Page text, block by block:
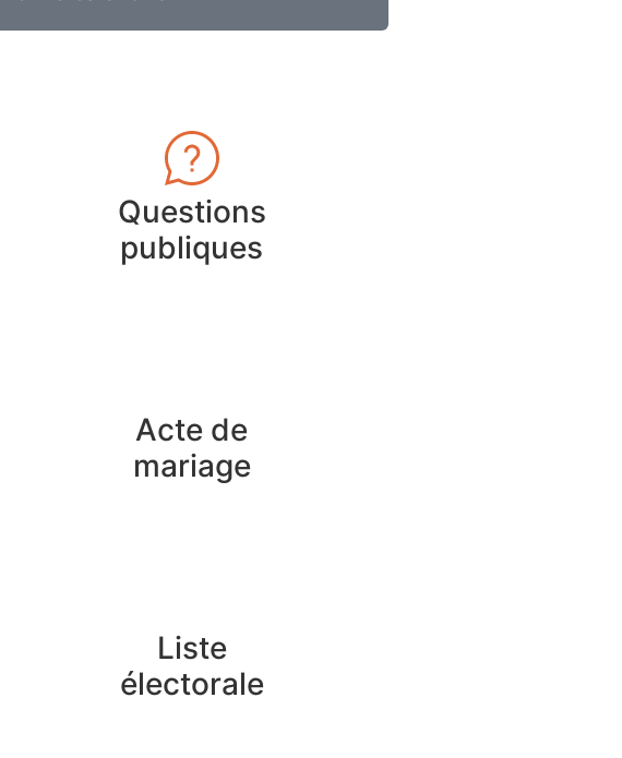
Questions
publiques
Acte de
mariage
Liste
électorale